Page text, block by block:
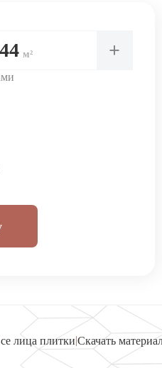
м² +
лица плитки|Скачать